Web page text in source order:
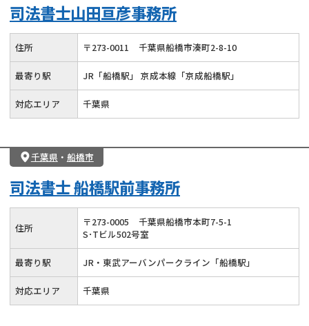
司法書士山田亘彦事務所
住所 〒273-0011 千葉県船橋市湊町2-8-10
最寄り駅 JR「船橋駅」 京成本線「京成船橋駅」
対応エリア 千葉県
千葉県 ・ 船橋市
司法書士 船橋駅前事務所
住所 〒273-0005
千葉県船橋市本町7-5-1
S･Tビル502号室
最寄り駅 JR・東武アーバンパークライン「船橋駅」
対応エリア 千葉県